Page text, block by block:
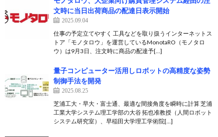
文時に当日出荷商品の配達日表示開始
2025.09.04
仕事の予定立てやすく 工具などを取り扱うインターネットス
トア「モノタロウ」を運営しているMonotaRO（モノタロ
ウ）は9月3日、注文時に商品の配達予[…]
量子コンピューター活用しロボットの高精度な姿勢
制御手法を開発
2025.08.25
芝浦工大・早大・富士通、最適な間接角度を瞬時に計算 芝浦
工業大学システム理工学部の大谷 拓也准教授（人間ロボット
システム研究室）、早稲田大学理工学術院[…]